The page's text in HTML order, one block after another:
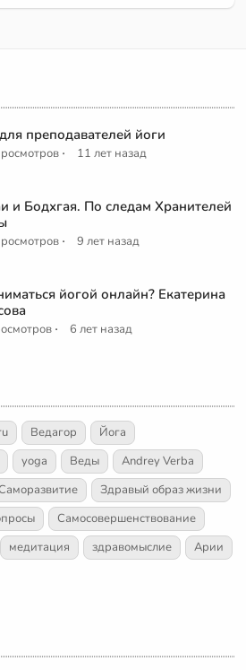
преподавателей йоги
· 11 лет назад
и Бодхгая. По следам Хранителей
· 9 лет назад
йогой онлайн? Екатерина
· 6 лет назад
Ведагор
Йога
yoga Веды
Andrey Verba
Здравый образ жизни
Самосовершенствование
медитация здравомыслие
Арии